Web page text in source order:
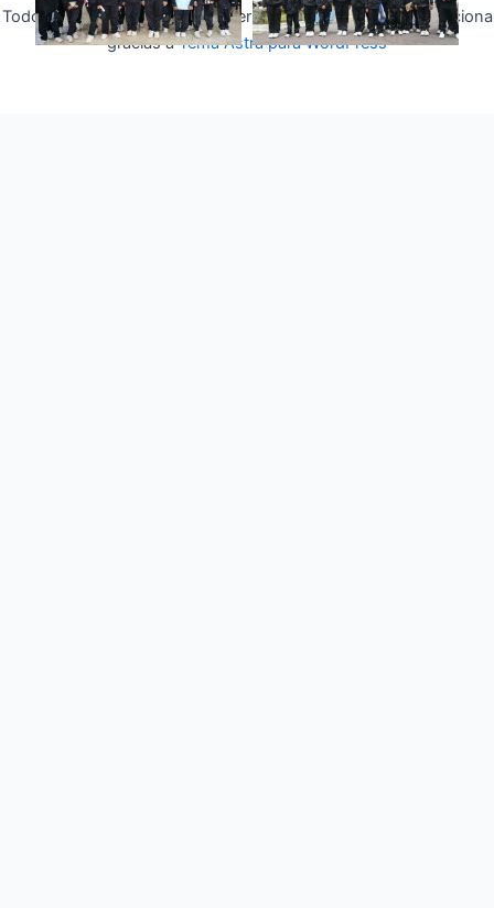
Todos los derechos © 2026 Fuerza Aérea Ecuatoriana | Funciona
gracias aTema Astra para WordPress